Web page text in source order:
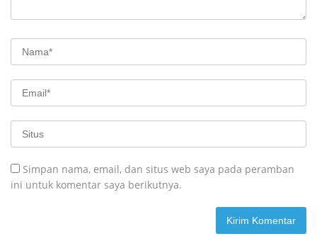
Simpan nama, email, dan situs web saya pada peramban
ini untuk komentar saya berikutnya.